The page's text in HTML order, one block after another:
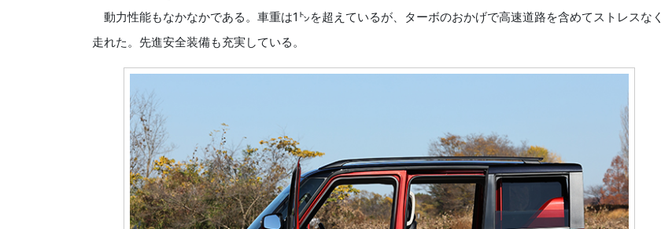
動力性能もなかなかである。車重は1㌧を超えているが、ターボのおかげで高速道路を含めてストレスなく
走れた。先進安全装備も充実している。